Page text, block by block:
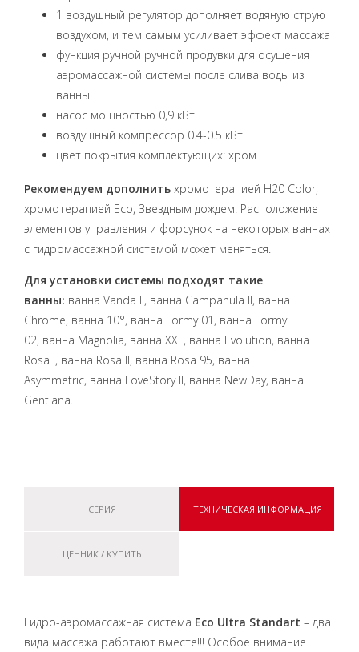
1 воздушный регулятор дополняет водяную струю
воздухом, и тем самым усиливает эффект массажа
функция ручной ручной продувки для осушения
аэромассажной системы после слива воды из
ванны
насос мощностью 0,9 кВт
воздушный компрессор 0.4-0.5 кВт
цвет покрытия комплектующих: хром
Рекомендуем дополнить хромотерапией H20 Color,
хромотерапией Есо, Звездным дождем. Расположение
элементов управления и форсунок на некоторых ваннах
с гидромассажной системой может меняться.
Для установки системы подходят такие
ванны: ванна Vanda II, ванна Campanula II, ванна
Chrome, ванна 10°, ванна Formy 01, ванна Formy
02, ванна Magnolia, ванна XXL, ванна Evolution, ванна
Rosa I, ванна Rosa II, ванна Rosa 95, ванна
Asymmetric, ванна LoveStory II, ванна NewDay, ванна
Gentiana.
СЕРИЯ ТЕХНИЧЕСКАЯ ИНФОРМАЦИЯ
ЦЕННИК / КУПИТЬ
Гидро-аэромассажная система Eco Ultra Standart – два
вида массажа работают вместе!!! Особое внимание